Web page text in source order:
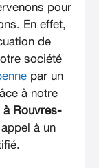
pour
En effet,
de
société
par un
à notre
à Rouvres-
à un